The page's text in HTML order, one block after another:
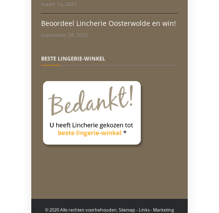
maart 14, 2022
Beoordeel Lincherie Oosterwolde en win!
september 28, 2020
BESTE LINGERIE-WINKEL
© 2020 Alle rechten voorbehouden.Sitemap - Links- Marketing